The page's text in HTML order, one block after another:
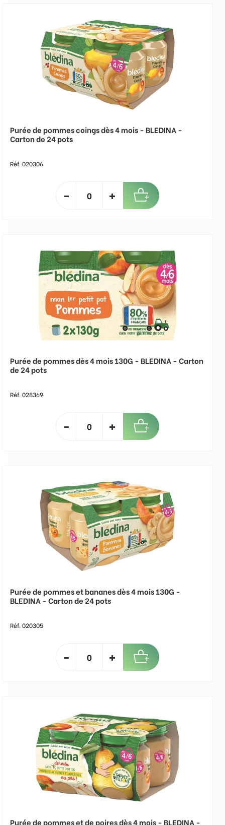
Purée de pommes coings dès 4 mois - BLEDINA -
Carton de 24 pots
Réf. 020306
Purée de pommes dès 4 mois 130G - BLEDINA - Carton
de 24 pots
Réf. 028369
Purée de pommes et bananes dès 4 mois 130G -
BLEDINA - Carton de 24 pots
Réf. 020305
Purée de pommes et de poires dès 4 mois - BLEDINA -